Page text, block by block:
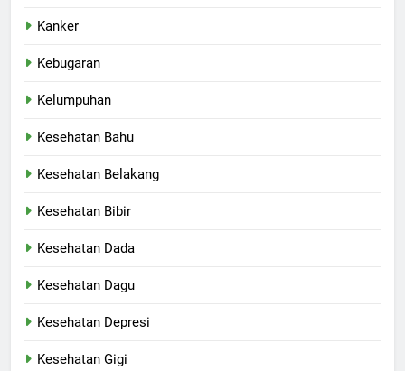
Kanker
Kebugaran
Kelumpuhan
Kesehatan Bahu
Kesehatan Belakang
Kesehatan Bibir
Kesehatan Dada
Kesehatan Dagu
Kesehatan Depresi
Kesehatan Gigi